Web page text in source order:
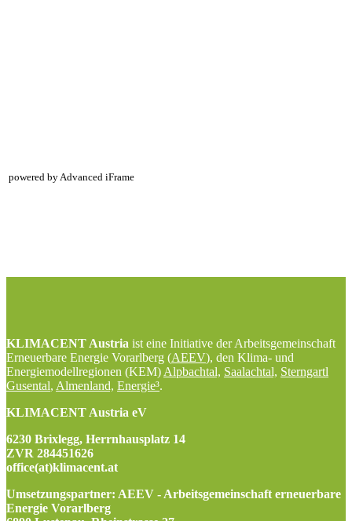
powered by Advanced iFrame
KLIMACENT Austria ist eine Initiative der Arbeitsgemeinschaft
Erneuerbare Energie Vorarlberg (AEEV), den Klima- und
Energiemodellregionen (KEM) Alpbachtal, Saalachtal, Sterngartl
Gusental, Almenland, Energie³.
KLIMACENT Austria eV
6230 Brixlegg, Herrnhausplatz 14
ZVR 284451626
office(at)klimacent.at
Umsetzungspartner: AEEV - Arbeitsgemeinschaft erneuerbare
Energie Vorarlberg